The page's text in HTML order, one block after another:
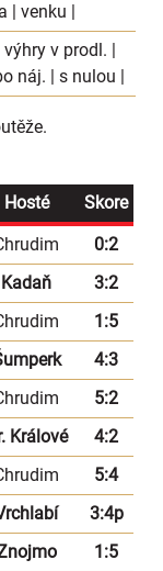
| venku |
výhry v prodl. |
náj. | s nulou |
Hosté
Skore
0:2
Kadaň
3:2
1:5
4:3
5:2
Králové
4:2
5:4
3:4p
1:5